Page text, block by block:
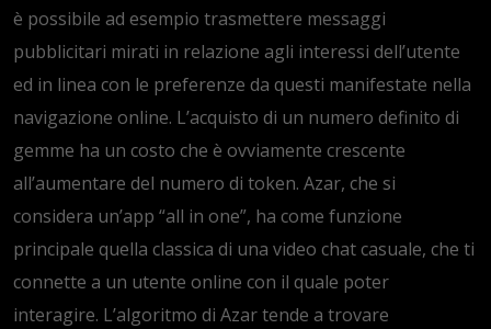
è possibile ad esempio trasmettere messaggi
pubblicitari mirati in relazione agli interessi dell’utente
ed in linea con le preferenze da questi manifestate nella
navigazione online. L’acquisto di un numero definito di
gemme ha un costo che è ovviamente crescente
all’aumentare del numero di token. Azar, che si
considera un’app “all in one”, ha come funzione
principale quella classica di una video chat casuale, che ti
connette a un utente online con il quale poter
interagire. L’algoritmo di Azar tende a trovare